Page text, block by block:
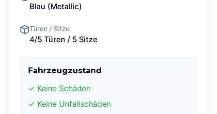
Blau (Metallic)
Türen / Sitze
4/5 Türen / 5 Sitze
Fahrzeugzustand
✓ Keine Schäden
✓ Keine Unfallschäden